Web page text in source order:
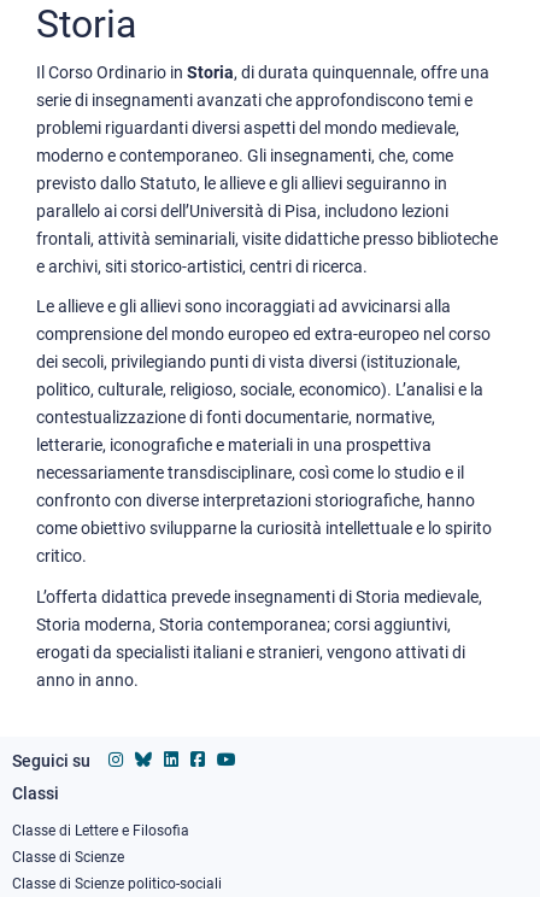
Storia
Il Corso Ordinario in Storia, di durata quinquennale, offre una
serie di insegnamenti avanzati che approfondiscono temi e
problemi riguardanti diversi aspetti del mondo medievale,
moderno e contemporaneo. Gli insegnamenti, che, come
previsto dallo Statuto, le allieve e gli allievi seguiranno in
parallelo ai corsi dell’Università di Pisa, includono lezioni
frontali, attività seminariali, visite didattiche presso biblioteche
e archivi, siti storico-artistici, centri di ricerca.
Le allieve e gli allievi sono incoraggiati ad avvicinarsi alla
comprensione del mondo europeo ed extra-europeo nel corso
dei secoli, privilegiando punti di vista diversi (istituzionale,
politico, culturale, religioso, sociale, economico). L’analisi e la
contestualizzazione di fonti documentarie, normative,
letterarie, iconografiche e materiali in una prospettiva
necessariamente transdisciplinare, così come lo studio e il
confronto con diverse interpretazioni storiografiche, hanno
come obiettivo svilupparne la curiosità intellettuale e lo spirito
critico.
L’offerta didattica prevede insegnamenti di Storia medievale,
Storia moderna, Storia contemporanea; corsi aggiuntivi,
erogati da specialisti italiani e stranieri, vengono attivati di
anno in anno.
Seguici su
Footer
column
1
Classi
Classe di Lettere e Filosofia
Classe di Scienze
Classe di Scienze politico-sociali